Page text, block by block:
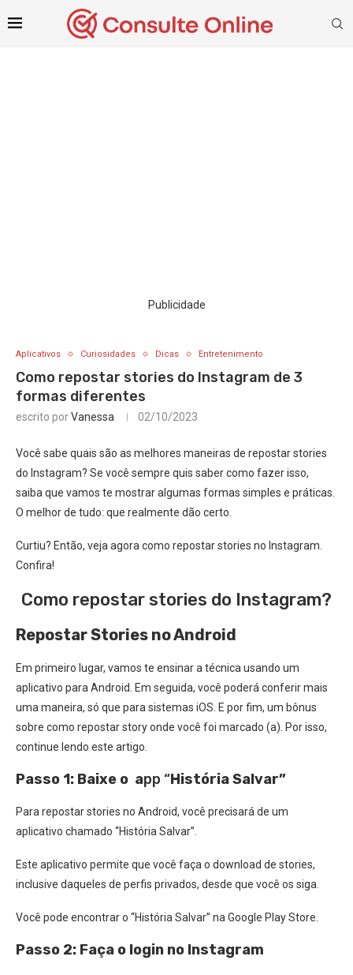
Publicidade
Aplicativos Curiosidades Dicas Entretenimento
Como repostar stories do Instagram de 3
formas diferentes
escrito porVanessa 02/10/2023
Você sabe quais são as melhores maneiras de repostar stories
do Instagram? Se você sempre quis saber como fazer isso,
saiba que vamos te mostrar algumas formas simples e práticas.
O melhor de tudo: que realmente dão certo.
Curtiu? Então, veja agora como repostar stories no Instagram.
Confira!
Como repostar stories do Instagram?
Repostar Stories no Android
Em primeiro lugar, vamos te ensinar a técnica usando um
aplicativo para Android. Em seguida, você poderá conferir mais
uma maneira, só que para sistemas iOS. E por fim, um bônus
sobre como repostar story onde você foi marcado (a). Por isso,
continue lendo este artigo.
Passo 1: Baixe o app “História Salvar”
Para repostar stories no Android, você precisará de um
aplicativo chamado “História Salvar”.
Este aplicativo permite que você faça o download de stories,
inclusive daqueles de perfis privados, desde que você os siga.
Você pode encontrar o “História Salvar” na Google Play Store.
Passo 2: Faça o login no Instagram